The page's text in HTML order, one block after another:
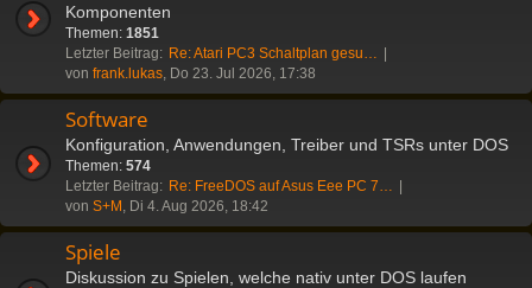
Komponenten
Themen: 1851
Letzter Beitrag: Re: Atari PC3 Schaltplan gesu…
von frank.lukas, Do 23. Jul 2026, 17:38
Software
Konfiguration, Anwendungen, Treiber und TSRs unter DOS
Themen: 574
Letzter Beitrag: Re: FreeDOS auf Asus Eee PC 7…
von S+M , Di 4. Aug 2026, 18:42
Spiele
Diskussion zu Spielen, welche nativ unter DOS laufen